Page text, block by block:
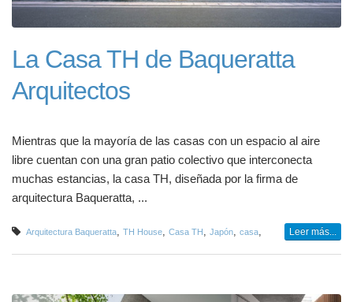
La Casa TH de Baqueratta
Arquitectos
Mientras que la mayoría de las casas con un espacio al aire
libre cuentan con una gran patio colectivo que interconecta
muchas estancias, la casa TH, diseñada por la firma de
arquitectura Baqueratta, ...
Arquitectura Baqueratta, TH House, Casa TH , Japón, casa, Leer más...